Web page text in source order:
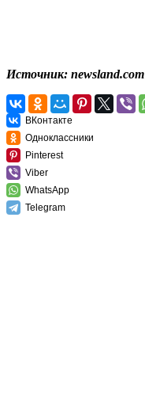
Источник: newsland.com
ВКонтакте
Одноклассники
Pinterest
Viber
WhatsApp
Telegram